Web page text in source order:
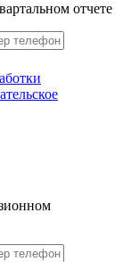
отчете